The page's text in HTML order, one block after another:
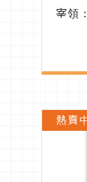
宰領
熱賣